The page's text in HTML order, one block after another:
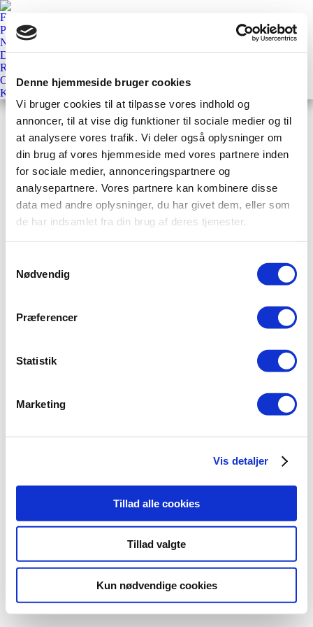
Denne hjemmeside bruger cookies
Vi bruger cookies til at tilpasse vores indhold og
annoncer, til at vise dig funktioner til sociale medier og til
at analysere vores trafik. Vi deler også oplysninger om
din brug af vores hjemmeside med vores partnere inden
for sociale medier, annonceringspartnere og
analysepartnere. Vores partnere kan kombinere disse
data med andre oplysninger, du har givet dem, eller som
de har indsamlet fra din brug af deres tjenester.
Nødvendig
Præferencer
Statistik
Marketing
Vis detaljer
Tillad alle cookies
Tillad valgte
Kun nødvendige cookies
Forside
Priser
Nyheder
Downloads
Referencer
Om
Kontakt
Daily Archives:21. august
2017
Copyright Talium ErhvervsHjemmesider.dk